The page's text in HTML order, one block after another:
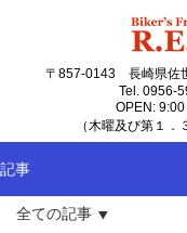
〒857-0143 長崎県佐
Tel. 0956-
OPEN:
（木曜及び第１．
記事
全ての記事